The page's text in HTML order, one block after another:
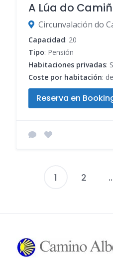
A Lúa do
Capacidad: 20
Tipo: Pensión
Habitaciones privadas:
Coste por habitación:
Reserva en
1 2